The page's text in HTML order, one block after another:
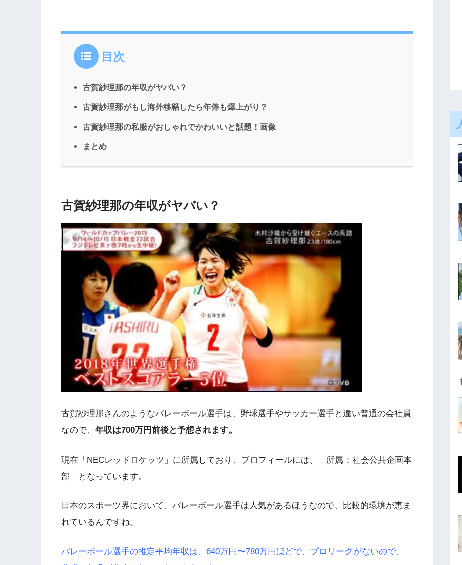
目次
古賀紗理那の年収がヤバい？
古賀紗理那がもし海外移籍したら年俸も爆上がり？
古賀紗理那の私服がおしゃれでかわいいと話題！画像
まとめ
古賀紗理那の年収がヤバい？
古賀紗理那さんのようなバレーボール選手は、野球選手やサッカー選手と違い普通の会社員
なので、 年収は700万円前後と予想されます。
現在「NECレッドロケッツ」に所属しており、プロフィールには、「所属：社会公共企画本
部」となっています。
日本のスポーツ界において、バレーボール選手は人気があるほうなので、比較的環境が恵ま
れているんですね。
バレーボール選手の推定平均年収は、640万円〜780万円ほどで、プロリーグがないので、